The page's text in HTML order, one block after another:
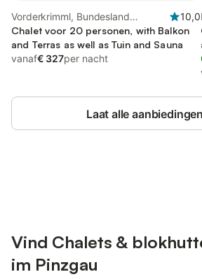
Vorderkrimml, Bundesland
Salzburg
10,0
Chalet voor 20 personen, with Balkon
and Terras as well as Tuin and Sauna
vanaf€ 327per nacht
Laat alle
Vind Chalets &
im Pinzgau